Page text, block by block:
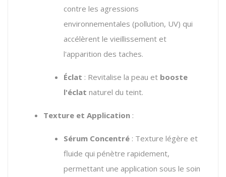
contre les agressions
environnementales (pollution, UV) qui
accélèrent le vieillissement et
l'apparition des taches.
Éclat : Revitalise la peau et booste
l'éclat naturel du teint.
Texture et Application :
Sérum Concentré : Texture légère et
fluide qui pénètre rapidement,
permettant une application sous le soin